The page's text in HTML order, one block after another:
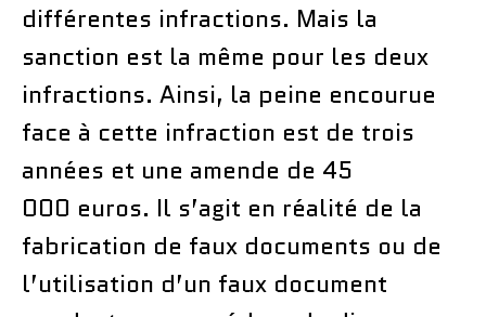
différentes infractions. Mais la
sanction est la même pour les deux
infractions. Ainsi, la peine encourue
face à cette infraction est de trois
années et une amende de 45
000 euros. Il s’agit en réalité de la
fabrication de faux documents ou de
l’utilisation d’un faux document